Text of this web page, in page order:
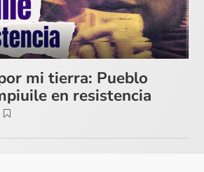
mi tierra: Pueblo
en resistencia